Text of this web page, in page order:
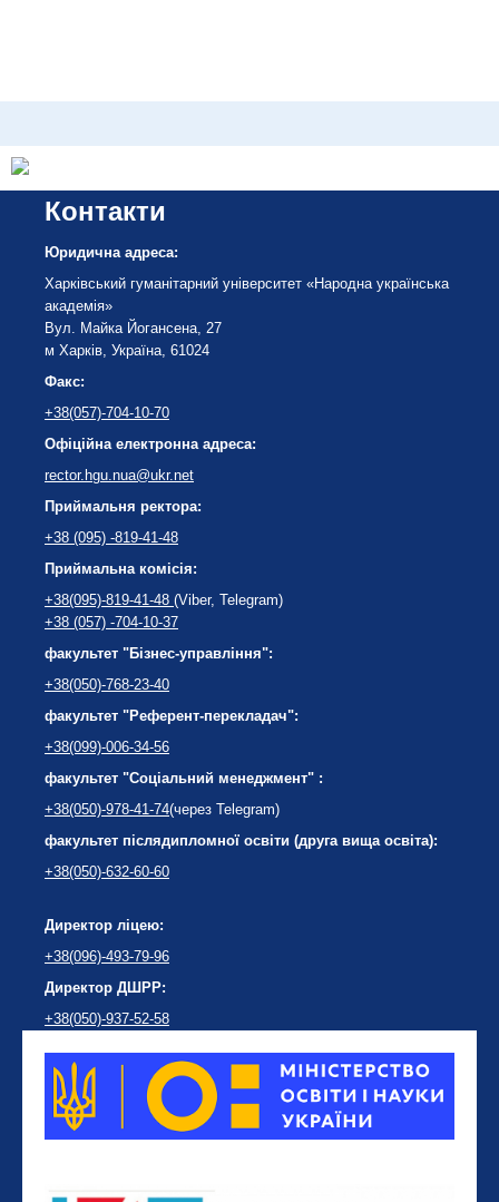
Контакти
Юридична адреса:
Харківський гуманітарний університет «Народна українська
академія»
Вул. Майка Йогансена, 27
м Харків, Україна, 61024
Факс:
+38(057)-704-10-70
Офіційна електронна адреса:
rector.hgu.nua@ukr.net
Приймальня ректора:
+38 (095) -819-41-48
Приймальна комісія:
+38(095)-819-41-48 (Viber, Telegram)
+38 (057) -704-10-37
факультет "Бізнес-управління":
+38(050)-768-23-40
факультет "Референт-перекладач":
+38(099)-006-34-56
факультет "Соціальний менеджмент" :
+38(050)-978-41-74(через Telegram)
факультет післядипломної освіти (друга вища освіта):
+38(050)-632-60-60
Директор ліцею:
+38(096)-493-79-96
Директор ДШРР:
+38(050)-937-52-58